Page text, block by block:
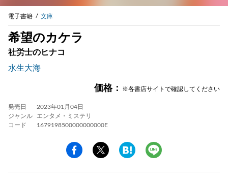
電子書籍 文庫
希望のカケラ
社労士のヒナコ
水生大海
価格： ※各書店サイトで確認してください
発売日
2023年01月04日
ジャンル
エンタメ・ミステリ
コード
1679198500000000000E